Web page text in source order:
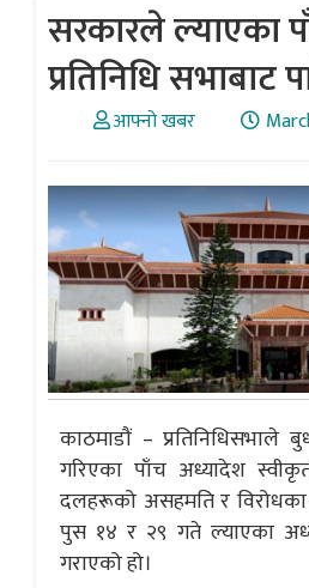
सरकारले ल्याएका
प्रतिनिधि सभाबाट
आफ्नो खबर
काठमाडौं – प्रतिनिधिसभाले
गरिएका पाँच अध्यादेश
दलहरूको असहमति र
पुस १४ र २९ गते ल्याएका
गराएको हो।